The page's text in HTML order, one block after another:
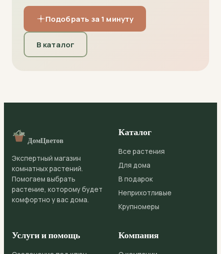
Подобрать за 1 минуту
В каталог
ДомЦветов
Экспертный магазин
комнатных растений.
Помогаем выбрать
растение, которому будет
комфортно у вас дома.
Каталог
Все растения
Для дома
В подарок
Неприхотливые
Крупномеры
Услуги и помощь Компания